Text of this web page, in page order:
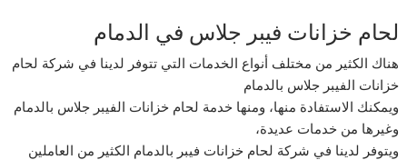
لحام خزانات فيبر جلاس في الدمام
هناك الكثير من مختلف أنواع الخدمات التي تتوفر لدينا في شركة لحام
خزانات الفيبر جلاس بالدمام
ويمكنك الاستفادة منها، ومنها خدمة لحام خزانات الفيبر جلاس بالدمام
وغيرها من خدمات عديدة،
ويتوفر لدينا في شركة لحام خزانات فيبر بالدمام الكثير من العاملين